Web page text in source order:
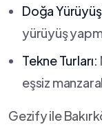
Doğa
yürüyüş⁢
Tekne ⁢Turları:
eşsiz
Gezify⁣ ile